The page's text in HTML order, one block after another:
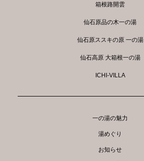
箱根路開雲
仙石原品の木一の湯
仙石原ススキの原 一の湯
仙石高原 大箱根一の湯
ICHI-VILLA
一の湯の魅力
湯めぐり
お知らせ